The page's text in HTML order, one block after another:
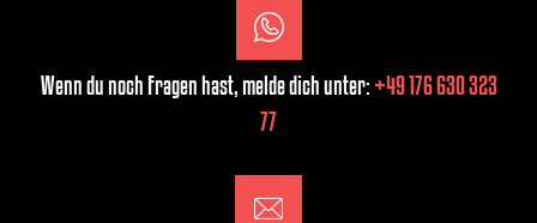
Wenn du noch Fragen hast, melde dich unter:+49 176 630 323
77